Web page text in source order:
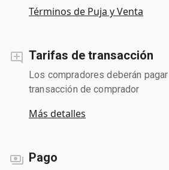
Términos de Puja y Venta
Tarifas de transacción
Los compradores deberán
transacción de comprador
Más detalles
Pago